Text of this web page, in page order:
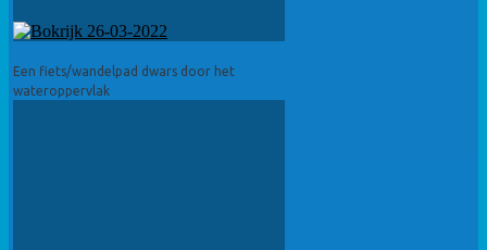
Een fiets/wandelpad dwars door het
wateroppervlak